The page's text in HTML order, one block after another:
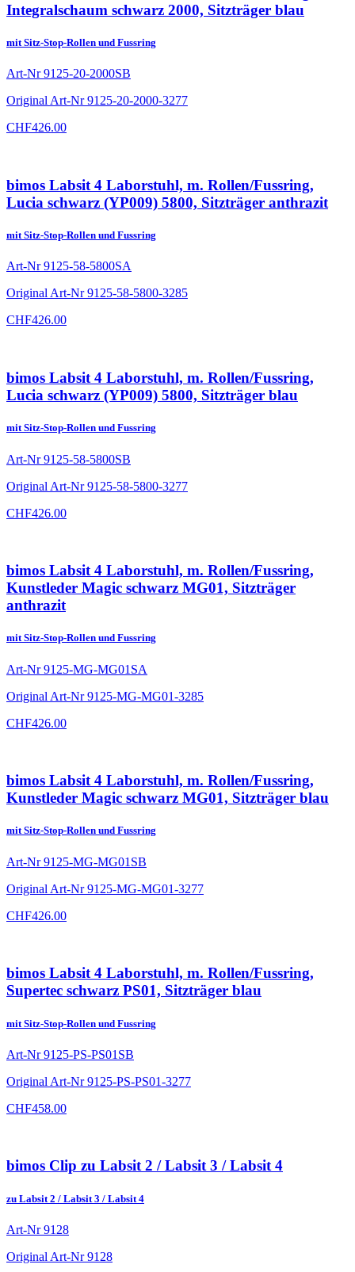
Integralschaum schwarz 2000, Sitzträger blau
mit Sitz-Stop-Rollen und Fussring
Art-Nr9125-20-2000SB
Original Art-Nr9125-20-2000-3277
CHF426.00
bimos Labsit 4 Laborstuhl, m. Rollen/Fussring,
Lucia schwarz (YP009) 5800, Sitzträger anthrazit
mit Sitz-Stop-Rollen und Fussring
Art-Nr9125-58-5800SA
Original Art-Nr9125-58-5800-3285
CHF426.00
bimos Labsit 4 Laborstuhl, m. Rollen/Fussring,
Lucia schwarz (YP009) 5800, Sitzträger blau
mit Sitz-Stop-Rollen und Fussring
Art-Nr9125-58-5800SB
Original Art-Nr9125-58-5800-3277
CHF426.00
bimos Labsit 4 Laborstuhl, m. Rollen/Fussring,
Kunstleder Magic schwarz MG01, Sitzträger
anthrazit
mit Sitz-Stop-Rollen und Fussring
Art-Nr9125-MG-MG01SA
Original Art-Nr9125-MG-MG01-3285
CHF426.00
bimos Labsit 4 Laborstuhl, m. Rollen/Fussring,
Kunstleder Magic schwarz MG01, Sitzträger blau
mit Sitz-Stop-Rollen und Fussring
Art-Nr9125-MG-MG01SB
Original Art-Nr9125-MG-MG01-3277
CHF426.00
bimos Labsit 4 Laborstuhl, m. Rollen/Fussring,
Supertec schwarz PS01, Sitzträger blau
mit Sitz-Stop-Rollen und Fussring
Art-Nr9125-PS-PS01SB
Original Art-Nr9125-PS-PS01-3277
CHF458.00
bimos Clip zu Labsit 2 / Labsit 3 / Labsit 4
zu Labsit 2 / Labsit 3 / Labsit 4
Art-Nr9128
Original Art-Nr9128